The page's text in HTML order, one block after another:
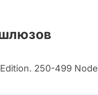
250-499 Node